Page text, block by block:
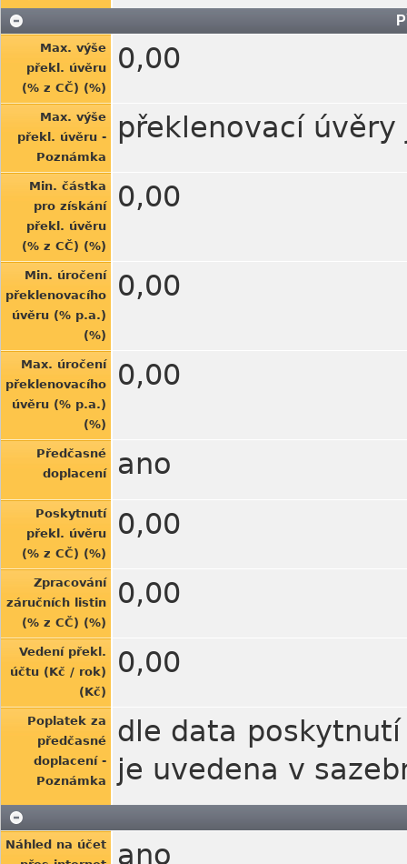
Max. výše
překl. úvěru
(% z CČ) (%)
0,00
Max. výše
překl. úvěru -
Poznámka
překlenovací
Min. částka
pro získání
překl. úvěru
(% z CČ) (%)
0,00
Min. úročení
překlenovacího
úvěru (% p.a.)
(%)
0,00
Max. úročení
překlenovacího
úvěru (% p.a.)
(%)
0,00
Předčasné
doplacení
ano
Poskytnutí
překl. úvěru
(% z CČ) (%)
0,00
Zpracování
záručních listin
(% z CČ) (%)
0,00
Vedení překl.
účtu (Kč / rok)
(Kč)
0,00
Poplatek za
předčasné
doplacení -
Poznámka
dle data
je uvedena v
Náhled na účet
ano